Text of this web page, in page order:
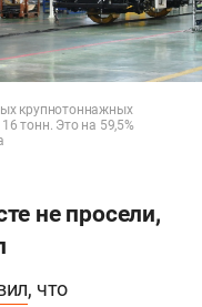
крупнотоннажных
тонн. Это на 59,5%
не просели,
, что